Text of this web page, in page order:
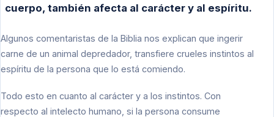
cuerpo, también afecta al carácter y al espíritu.
Algunos comentaristas de la Biblia nos explican que ingerir
carne de un animal depredador, transfiere crueles instintos al
espíritu de la persona que lo está comiendo.
Todo esto en cuanto al carácter y a los instintos. Con
respecto al intelecto humano, si la persona consume